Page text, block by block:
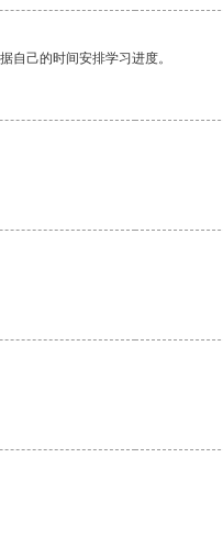
自己的时间安排学习进度。